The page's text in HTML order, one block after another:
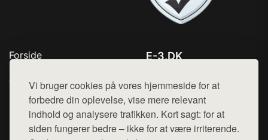
Vi bruger cookies på vores hjemmeside for at
forbedre din oplevelse, vise mere relevant
indhold og analysere trafikken. Kort sagt: for at
siden fungerer bedre – ikke for at være irriterende.
Forside
Top Rabatter
Kontakt
E-3.DK
Mail: hej@want.dk
Cookie- og privatlivspolitik